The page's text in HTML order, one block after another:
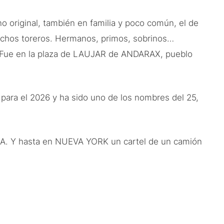
original, también en familia y poco común, el de
toreros. Hermanos, primos, sobrinos…
en la plaza de LAUJAR de ANDARAX, pueblo
el 2026 y ha sido uno de los nombres del 25,
Y hasta en NUEVA YORK un cartel de un camión